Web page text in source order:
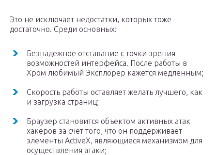
Это не исключает недостатки, которых тоже
достаточно. Среди основных:
Безнадежное отставание с точки зрения
возможностей интерфейса. После работы в
Хром любимый Эксплорер кажется медленным;
Скорость работы оставляет желать лучшего, как
и загрузка страниц;
Браузер становится объектом активных атак
хакеров за счет того, что он поддерживает
элементы ActiveX, являющиеся механизмом для
осуществления атаки;